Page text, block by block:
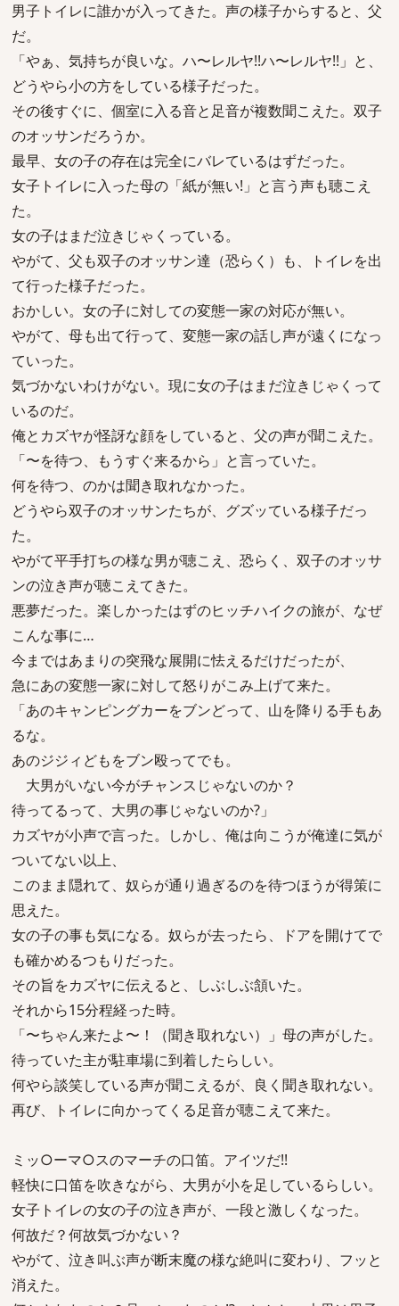
男子トイレに誰かが入ってきた。声の様子からすると、父
だ。
「やぁ、気持ちが良いな。ハ〜レルヤ!!ハ〜レルヤ!!」と、
どうやら小の方をしている様子だった。
その後すぐに、個室に入る音と足音が複数聞こえた。双子
のオッサンだろうか。
最早、女の子の存在は完全にバレているはずだった。
女子トイレに入った母の「紙が無い!」と言う声も聴こえ
た。
女の子はまだ泣きじゃくっている。
やがて、父も双子のオッサン達（恐らく）も、トイレを出
て行った様子だった。
おかしい。女の子に対しての変態一家の対応が無い。
やがて、母も出て行って、変態一家の話し声が遠くになっ
ていった。
気づかないわけがない。現に女の子はまだ泣きじゃくって
いるのだ。
俺とカズヤが怪訝な顔をしていると、父の声が聞こえた。
「〜を待つ、もうすぐ来るから」と言っていた。
何を待つ、のかは聞き取れなかった。
どうやら双子のオッサンたちが、グズッている様子だっ
た。
やがて平手打ちの様な男が聴こえ、恐らく、双子のオッサ
ンの泣き声が聴こえてきた。
悪夢だった。楽しかったはずのヒッチハイクの旅が、なぜ
こんな事に…
今まではあまりの突飛な展開に怯えるだけだったが、
急にあの変態一家に対して怒りがこみ上げて来た。
「あのキャンピングカーをブンどって、山を降りる手もあ
るな。
あのジジィどもをブン殴ってでも。
大男がいない今がチャンスじゃないのか？
待ってるって、大男の事じゃないのか?」
カズヤが小声で言った。しかし、俺は向こうが俺達に気が
ついてない以上、
このまま隠れて、奴らが通り過ぎるのを待つほうが得策に
思えた。
女の子の事も気になる。奴らが去ったら、ドアを開けてで
も確かめるつもりだった。
その旨をカズヤに伝えると、しぶしぶ頷いた。
それから15分程経った時。
「〜ちゃん来たよ〜！（聞き取れない）」母の声がした。
待っていた主が駐車場に到着したらしい。
何やら談笑している声が聞こえるが、良く聞き取れない。
再び、トイレに向かってくる足音が聴こえて来た。
ミッ○ーマ○スのマーチの口笛。アイツだ!!
軽快に口笛を吹きながら、大男が小を足しているらしい。
女子トイレの女の子の泣き声が、一段と激しくなった。
何故だ？何故気づかない？
やがて、泣き叫ぶ声が断末魔の様な絶叫に変わり、フッと
消えた。